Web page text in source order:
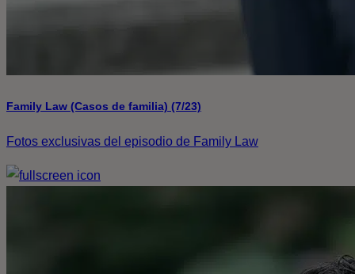
Family Law (Casos de familia) (7/23)
Fotos exclusivas del episodio de Family Law